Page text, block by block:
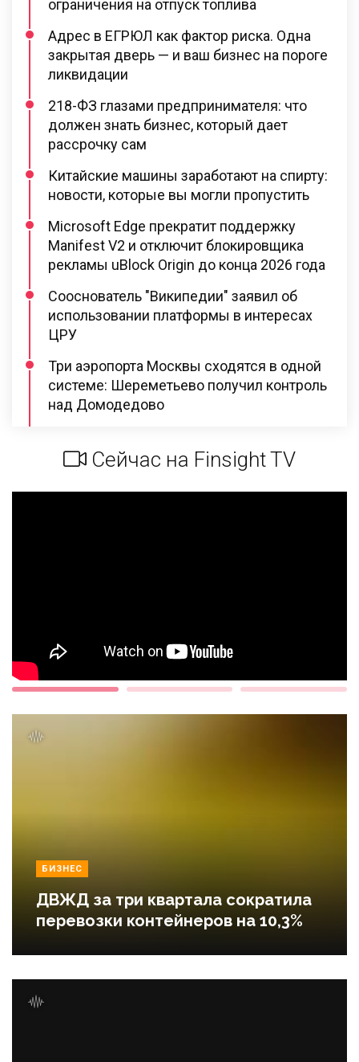
ограничения на отпуск топлива
Адрес в ЕГРЮЛ как фактор риска. Одна
закрытая дверь — и ваш бизнес на пороге
ликвидации
218-ФЗ глазами предпринимателя: что
должен знать бизнес, который дает
рассрочку сам
Китайские машины заработают на спирту:
новости, которые вы могли пропустить
Microsoft Edge прекратит поддержку
Manifest V2 и отключит блокировщика
рекламы uBlock Origin до конца 2026 года
Сооснователь "Википедии" заявил об
использовании платформы в интересах
ЦРУ
Три аэропорта Москвы сходятся в одной
системе: Шереметьево получил контроль
над Домодедово
Сейчас на Finsight TV
БИЗНЕС
ДВЖД за три квартала сократила
перевозки контейнеров на 10,3%